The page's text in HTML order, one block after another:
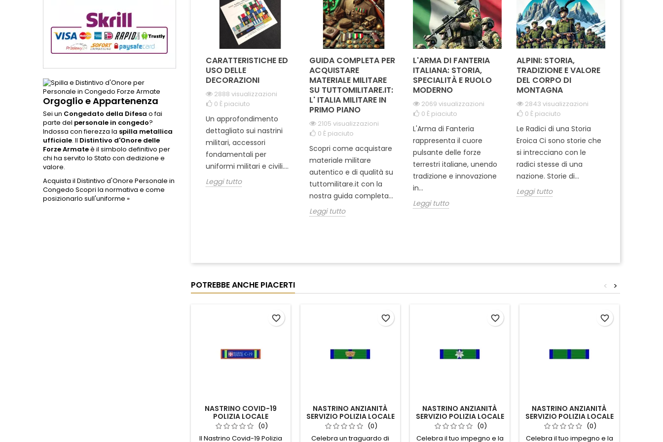
Orgoglio e Appartenenza
Sei un Congedato della Difesa o fai
parte del personale in congedo?
Indossa con fierezza la spilla metallica
ufficiale. Il Distintivo d'Onore delle
Forze Armateè il simbolo definitivo per
chi ha servito lo Stato con dedizione e
valore.
Acquista il Distintivo d'Onore Personale in
Congedo Scopri la normativa e come
posizionarlo sull'uniforme »
LE
ORIGINALI
?
1965 visualizzazioni
come riconoscere
medaglia originale
con i punzoni
TRA LA CORDURA
1000D E IL NYLON NEI
PORTA CARICATORI E
ZAINI TATTICI ?
978 visualizzazioni
0 È piaciuto
Scopri perché la Cordura
1000D è la scelta ideale
per porta caricatori e
Confronto tecnico...
Leggi tutto
CARATTERISTICHE ED
USO DELLE
DECORAZIONI
2888 visualizzazioni
0 È piaciuto
Un approfondimento
dettagliato sui nastrini
militari, accessori
fondamentali per
uniformi militari e civili....
Leggi tutto
GUIDA COMPLETA PER
ACQUISTARE
MATERIALE MILITARE
SU TUTTOMILITARE.IT:
L' ITALIA MILITARE IN
PRIMO PIANO
2105 visualizzazioni
0 È piaciuto
Scopri come acquistare
materiale militare
autentico e di qualità su
tuttomilitare.it con la
nostra guida completa...
Leggi tutto
L'ARMA DI FANTERIA
ITALIANA: STORIA,
SPECIALITÀ E RUOLO
MODERNO
2069 visualizzazioni
0 È piaciuto
L'Arma di Fanteria
rappresenta il cuore
pulsante delle forze
terrestri italiane, unendo
tradizione e innovazione
in...
Leggi tutto
ALPINI: STORIA,
TRADIZIONE E VALORE
DEL CORPO DI
MONTAGNA
2843 visualizzazioni
0 È piaciuto
Le Radici di una Storia
Eroica Ci sono storie che
si intrecciano con le
radici stesse di una
nazione. Storie di...
Leggi tutto
POTREBBE ANCHE PIACERTI >
<
NASTRINO COVID-19
POLIZIA LOCALE
PIEMONTE (0)
Il Nastrino Covid-19 Polizia
favorite_border
NASTRINO ANZIANITÀ
SERVIZIO POLIZIA LOCALE
LOMBARDIA 25 ANNI
(0)
Celebra un traguardo di
favorite_border
NASTRINO ANZIANITÀ
SERVIZIO POLIZIA LOCALE
LOMBARDIA 16 ANNI
(0)
Celebra il tuo impegno e la
favorite_border
NASTRINO ANZIANITÀ
SERVIZIO POLIZIA LOCALE
LOMBARDIA(0)
Celebra il tuo impegno e la
favorite_border